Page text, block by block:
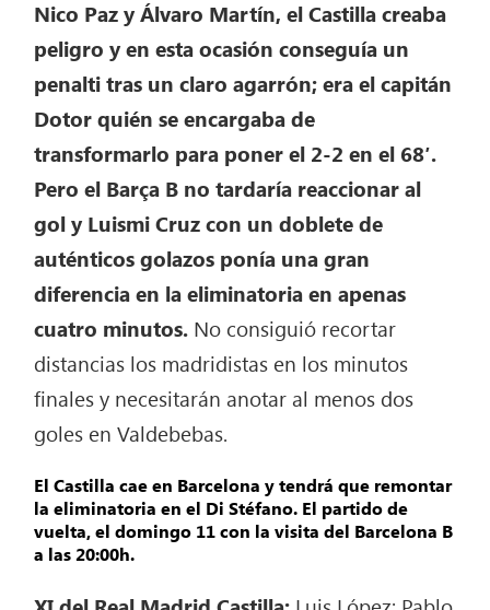
Nico Paz y Álvaro Martín, el Castilla creaba
peligro y en esta ocasión conseguía un
penalti tras un claro agarrón; era el capitán
Dotor quién se encargaba de
transformarlo para poner el 2-2 en el 68′.
Pero el Barça B no tardaría reaccionar al
gol y Luismi Cruz con un doblete de
auténticos golazos ponía una gran
diferencia en la eliminatoria en apenas
cuatro minutos. No consiguió recortar
distancias los madridistas en los minutos
finales y necesitarán anotar al menos dos
goles en Valdebebas.
El Castilla cae en Barcelona y tendrá que remontar
la eliminatoria en el Di Stéfano. El partido de
vuelta, el domingo 11 con la visita del Barcelona B
a las 20:00h.